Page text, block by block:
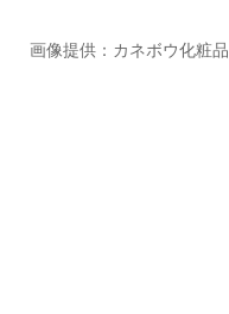
画像提供：カネボウ化粧品